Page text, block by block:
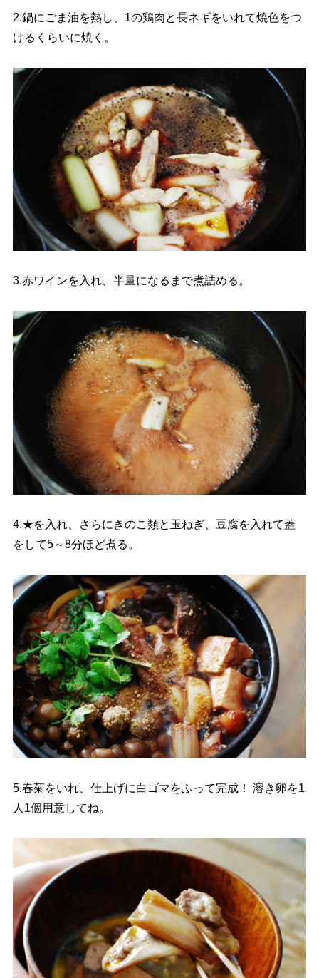
2.鍋にごま油を熱し、1の鶏肉と長ネギをいれて焼色をつ
けるくらいに焼く。
3.赤ワインを入れ、半量になるまで煮詰める。
4.★を入れ、さらにきのこ類と玉ねぎ、豆腐を入れて蓋
をして5～8分ほど煮る。
5.春菊をいれ、仕上げに白ゴマをふって完成！ 溶き卵を1
人1個用意してね。